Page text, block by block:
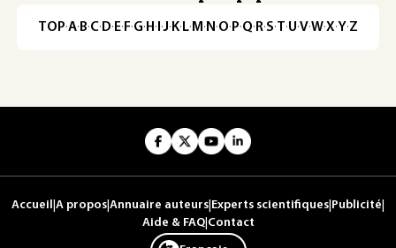
TOP·A·B·C· D· E· F·G· H · ·J· K· L· M · N ·O· P·Q· R·S·T·U·V·W·X·Y·Z
Accueil A propos Annuaire auteurs Experts scientifiques Publicité
Aide & FAQ| Contact